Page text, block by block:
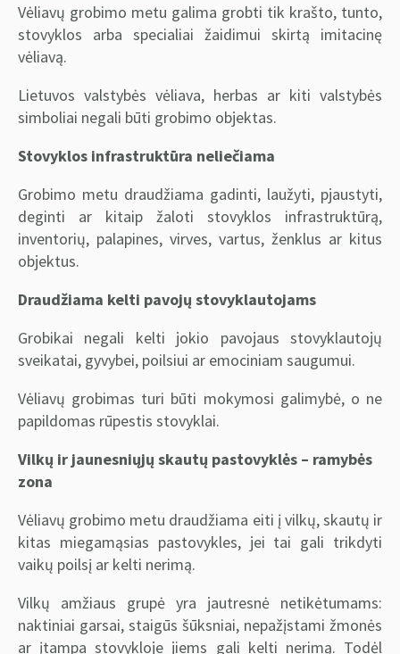
Vėliavų grobimo metu galima grobti tik krašto, tunto,
stovyklos arba specialiai žaidimui skirtą imitacinę
vėliavą.
Lietuvos valstybės vėliava, herbas ar kiti valstybės
simboliai negali būti grobimo objektas.
Stovyklos infrastruktūra neliečiama
Grobimo metu draudžiama gadinti, laužyti, pjaustyti,
deginti ar kitaip žaloti stovyklos infrastruktūrą,
inventorių, palapines, virves, vartus, ženklus ar kitus
objektus.
Draudžiama kelti pavojų stovyklautojams
Grobikai negali kelti jokio pavojaus stovyklautojų
sveikatai, gyvybei, poilsiui ar emociniam saugumui.
Vėliavų grobimas turi būti mokymosi galimybė, o ne
papildomas rūpestis stovyklai.
Vilkų ir jaunesniųjų skautų pastovyklės – ramybės
zona
Vėliavų grobimo metu draudžiama eiti į vilkų, skautų ir
kitas miegamąsias pastovykles, jei tai gali trikdyti
vaikų poilsį ar kelti nerimą.
Vilkų amžiaus grupė yra jautresnė netikėtumams:
naktiniai garsai, staigūs šūksniai, nepažįstami žmonės
ar įtampa stovykloje jiems gali kelti nerimą. Todėl